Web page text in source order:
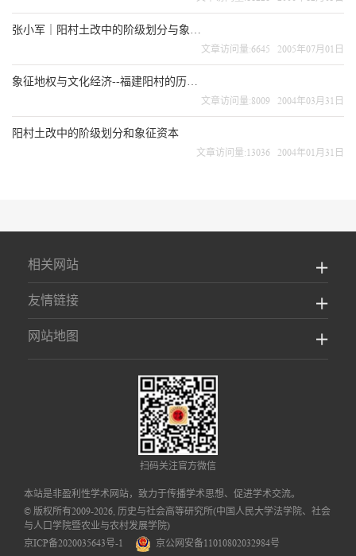
文章访问量:6645 2005年07月01日
文章访问量:8009 2004年03月31日
阳村土改中的阶级划分和象征资本
文章访问量:13036 2004年01月31日
相关网站
友情链接
网站地图
扫码关注官方微信
本站是非盈利性学术网站，致力于传播学术思想、促进学术交流。
© 版权所有2009-2026, 历史与社会高等研究所(中国人民大学法学院、社会
与人口学院暨农业与农村发展学院)
京ICP备2020035643号-1
京公网安备11010802032984号